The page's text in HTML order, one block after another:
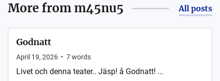
More from m45nu5 All posts
Godnatt
April 19, 2026 • 7words
Livet och denna teater.. Jäsp! å Godnatt! ...